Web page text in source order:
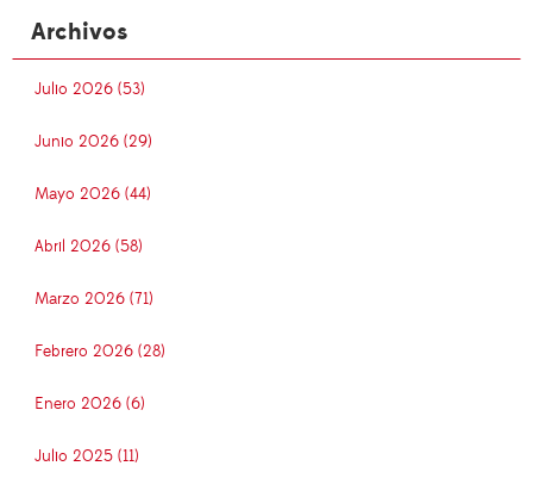
Archivos
Julio 2026 (53)
Junio 2026 (29)
Mayo 2026 (44)
Abril 2026 (58)
Marzo 2026 (71)
Febrero 2026 (28)
Enero 2026 (6)
Julio 2025 (11)